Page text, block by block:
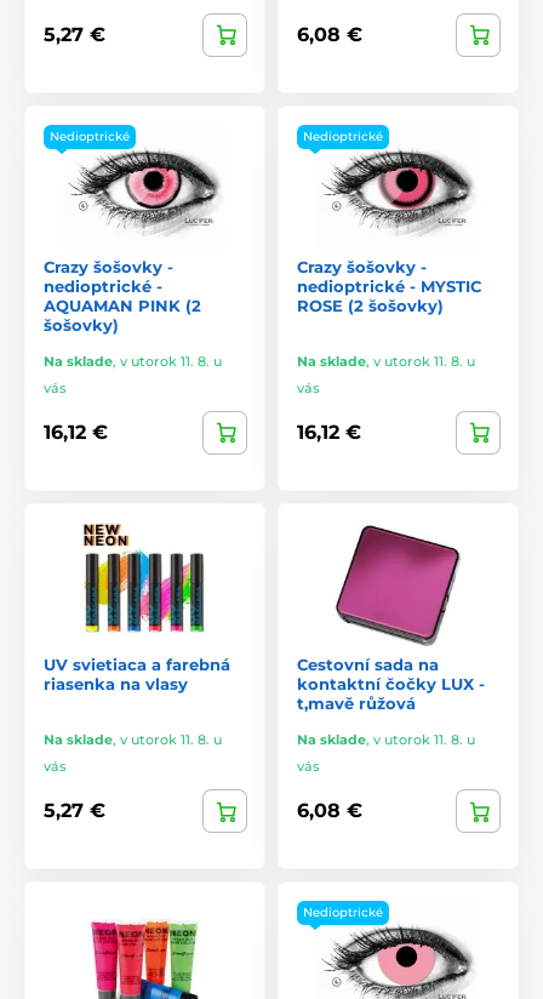
5,27 € 6,08 €
Nedioptrické
Crazy šošovky -
nedioptrické -
AQUAMAN PINK (2
šošovky)
Na sklade, v utorok 11. 8. u
vás
16,12 €
Nedioptrické
Crazy šošovky -
nedioptrické - MYSTIC
ROSE (2 šošovky)
Na sklade, v utorok 11. 8. u
vás
16,12 €
UV svietiaca a farebná
riasenka na vlasy
Na sklade, v utorok 11. 8. u
vás
5,27 €
Cestovní sada na
kontaktní čočky LUX -
t,mavě růžová
Na sklade, v utorok 11. 8. u
vás
6,08 €
Nedioptrické